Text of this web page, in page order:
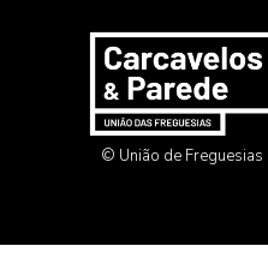
© União de